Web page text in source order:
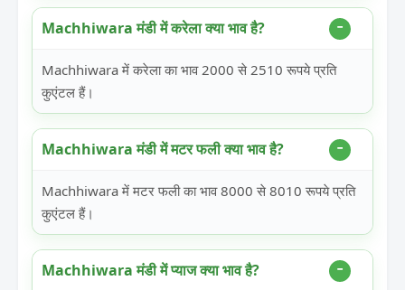
Machhiwara मंडी में करेला क्या भाव है?
Machhiwara में करेला का भाव 2000 से 2510 रूपये प्रति
कुएंटल हैं।
Machhiwara मंडी में मटर फली क्या भाव है?
Machhiwara में मटर फली का भाव 8000 से 8010 रूपये प्रति
कुएंटल हैं।
Machhiwara मंडी में प्याज क्या भाव है?